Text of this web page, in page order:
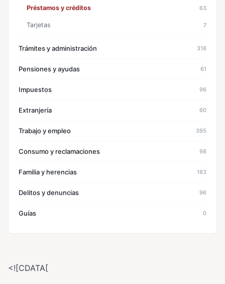
Préstamos y créditos 63
Tarjetas 7
Trámites y administración 318
Pensiones y ayudas 61
Impuestos 96
Extranjería 60
Trabajo y empleo 395
Consumo y reclamaciones 98
Familia y herencias 183
Delitos y denuncias 96
Guías 0
<![CDATA[